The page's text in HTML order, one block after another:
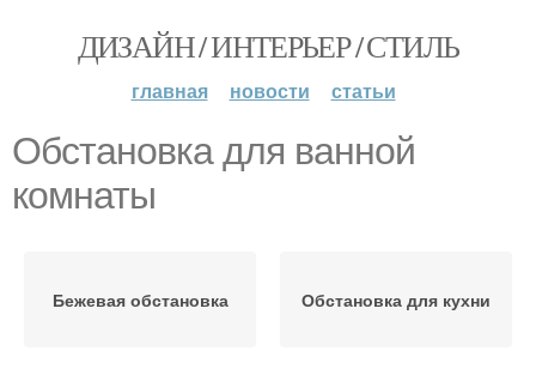
ДИЗАЙН / ИНТЕРЬЕР / СТИЛЬ
главная новости статьи
Обстановка для ванной
комнаты
Бежевая обстановка Обстановка для кухни